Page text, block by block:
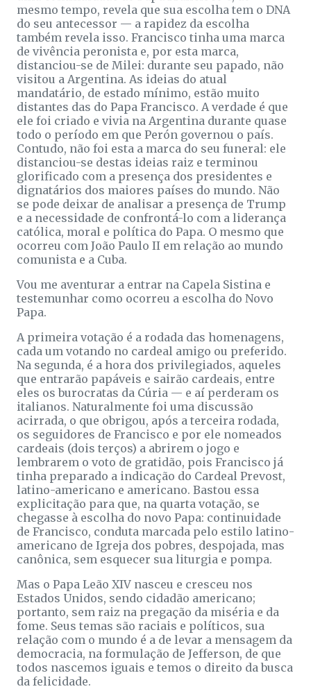
mesmo tempo, revela que sua escolha tem o DNA
do seu antecessor — a rapidez da escolha
também revela isso. Francisco tinha uma marca
de vivência peronista e, por esta marca,
distanciou-se de Milei: durante seu papado, não
visitou a Argentina. As ideias do atual
mandatário, de estado mínimo, estão muito
distantes das do Papa Francisco. A verdade é que
ele foi criado e vivia na Argentina durante quase
todo o período em que Perón governou o país.
Contudo, não foi esta a marca do seu funeral: ele
distanciou-se destas ideias raiz e terminou
glorificado com a presença dos presidentes e
dignatários dos maiores países do mundo. Não
se pode deixar de analisar a presença de Trump
e a necessidade de confrontá-lo com a liderança
católica, moral e política do Papa. O mesmo que
ocorreu com João Paulo II em relação ao mundo
comunista e a Cuba.
Vou me aventurar a entrar na Capela Sistina e
testemunhar como ocorreu a escolha do Novo
Papa.
A primeira votação é a rodada das homenagens,
cada um votando no cardeal amigo ou preferido.
Na segunda, é a hora dos privilegiados, aqueles
que entrarão papáveis e sairão cardeais, entre
eles os burocratas da Cúria — e aí perderam os
italianos. Naturalmente foi uma discussão
acirrada, o que obrigou, após a terceira rodada,
os seguidores de Francisco e por ele nomeados
cardeais (dois terços) a abrirem o jogo e
lembrarem o voto de gratidão, pois Francisco já
tinha preparado a indicação do Cardeal Prevost,
latino-americano e americano. Bastou essa
explicitação para que, na quarta votação, se
chegasse à escolha do novo Papa: continuidade
de Francisco, conduta marcada pelo estilo latino-
americano de Igreja dos pobres, despojada, mas
canônica, sem esquecer sua liturgia e pompa.
Mas o Papa Leão XIV nasceu e cresceu nos
Estados Unidos, sendo cidadão americano;
portanto, sem raiz na pregação da miséria e da
fome. Seus temas são raciais e políticos, sua
relação com o mundo é a de levar a mensagem da
democracia, na formulação de Jefferson, de que
todos nascemos iguais e temos o direito da busca
da felicidade.